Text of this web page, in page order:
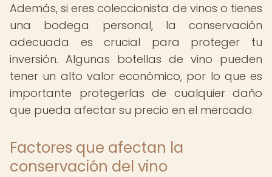
Además, si eres coleccionista de vinos o tienes
una bodega personal, la conservación
adecuada es crucial para proteger tu
inversión. Algunas botellas de vino pueden
tener un alto valor económico, por lo que es
importante protegerlas de cualquier daño
que pueda afectar su precio en el mercado.
Factores que afectan la
conservación del vino